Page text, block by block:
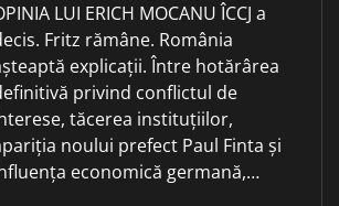
LUI ERICH MOCANU ÎCCJ a
Fritz rămâne. România
explicații. Între hotărârea
privind conflictul de
tăcerea instituțiilor,
noului prefect Paul Finta și
economică germană,…